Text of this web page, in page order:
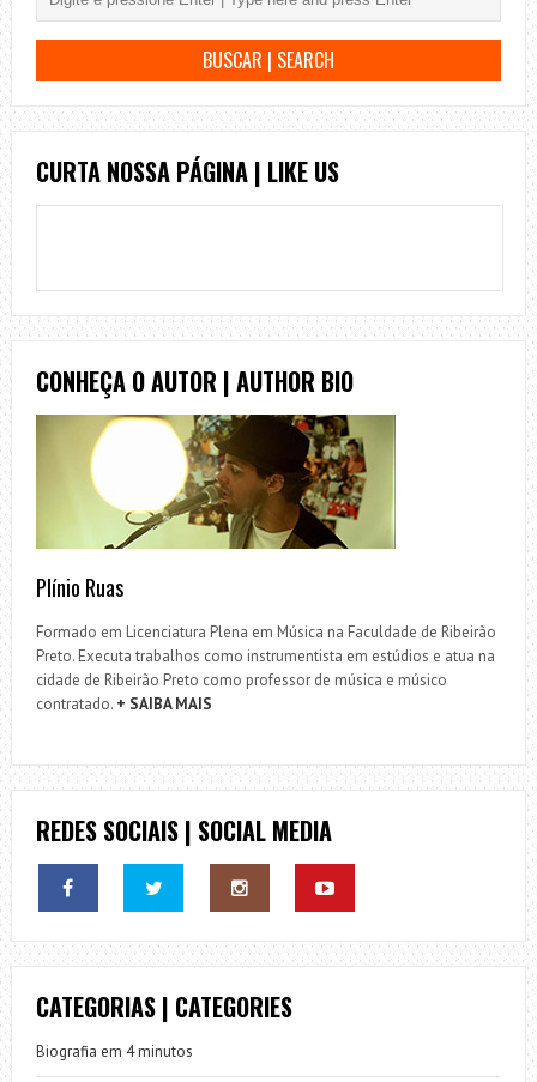
CURTA NOSSA PÁGINA | LIKE US
CONHEÇA O AUTOR | AUTHOR BIO
Plínio Ruas
Formado em Licenciatura Plena em Música na Faculdade de Ribeirão
Preto. Executa trabalhos como instrumentista em estúdios e atua na
cidade de Ribeirão Preto como professor de música e músico
contratado. + SAIBA MAIS
REDES SOCIAIS | SOCIAL MEDIA
CATEGORIAS | CATEGORIES
Biografia em 4 minutos